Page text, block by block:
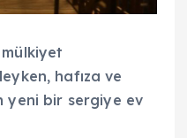
hafıza ve
yeni bir sergiye ev